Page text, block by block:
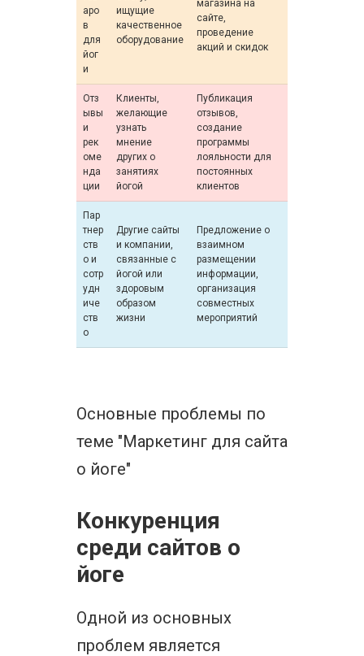
аро
в
для
йог
и
ищущие
качественное
оборудование
магазина на
сайте,
проведение
акций и скидок
Отз
ывы
и
рек
оме
нда
ции
Клиенты,
желающие
узнать
мнение
других о
занятиях
йогой
Публикация
отзывов,
создание
программы
лояльности для
постоянных
клиентов
Пар
тнер
ств
о и
сотр
удн
иче
ств
о
Другие сайты
и компании,
связанные с
йогой или
здоровым
образом
жизни
Предложение о
взаимном
размещении
информации,
организация
совместных
мероприятий
Основные проблемы по
теме "Маркетинг для сайта
о йоге"
Конкуренция
среди сайтов о
йоге
Одной из основных
проблем является